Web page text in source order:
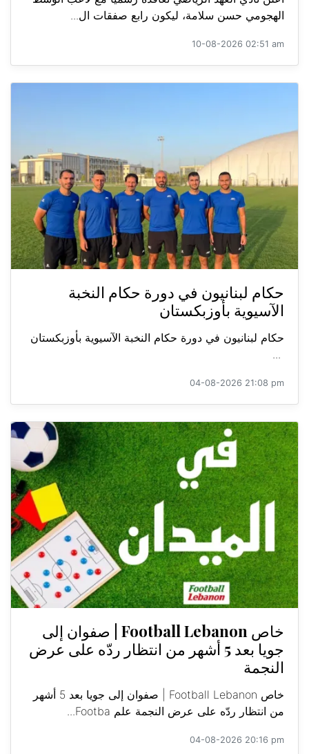
الهجومي حسن سلامة، ليكون رابع صفقات ال...
10-08-2026 02:51 am
حكام لبنانيون في دورة حكام النخبة
الآسيوية بأوزبكستان
حكام لبنانيون في دورة حكام النخبة الآسيوية بأوزبكستان
...
04-08-2026 21:08 pm
خاص Football Lebanon | صفوان إلى
جويا بعد 5 أشهر من انتظار ردّه على عرض
النجمة
خاص Football Lebanon | صفوان إلى جويا بعد 5 أشهر
من انتظار ردّه على عرض النجمة علم Footba...
04-08-2026 20:16 pm